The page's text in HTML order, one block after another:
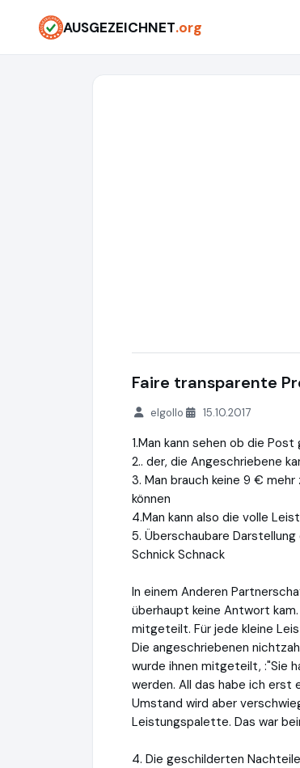
AUSGEZEICHNET.org
Faire transparente
elgollo 15.10.2017
1.Man kann sehen ob die
2.. der, die Angeschriebene
3. Man brauch keine 9 €
können
4.Man kann also die volle
5. Überschaubare
Schnick Schnack
In einem Anderen
überhaupt keine Antwort
mitgeteilt. Für jede kleine
Die angeschriebenen
wurde ihnen mitgeteilt, :"Sie
werden. All das habe ich erst
Umstand wird aber
Leistungspalette. Das war
4. Die geschilderten